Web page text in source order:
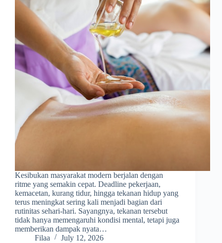
Kesibukan masyarakat modern berjalan dengan
ritme yang semakin cepat. Deadline pekerjaan,
kemacetan, kurang tidur, hingga tekanan hidup yang
terus meningkat sering kali menjadi bagian dari
rutinitas sehari-hari. Sayangnya, tekanan tersebut
tidak hanya memengaruhi kondisi mental, tetapi juga
memberikan dampak nyata…
Filaa
July 12, 2026